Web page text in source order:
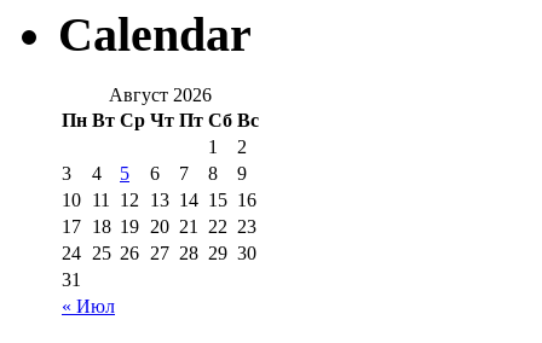
Calendar
Август 2026
Пн Вт Ср Чт Пт Сб Вс
« Июл
1
2
3
4 5 6 7 8
9
10 11 12 13 14 15 16
17 18 19 20 21 22 23
24 25 26 27 28 29 30
31